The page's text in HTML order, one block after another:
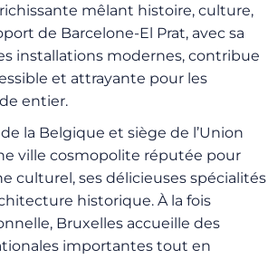
mêlant histoire, culture,
de Barcelone-El Prat, avec sa
installations modernes, contribue
et attrayante pour les
entier.
la Belgique et siège de l’Union
ville cosmopolite réputée pour
culturel, ses délicieuses spécialités
historique. À la fois
Bruxelles accueille des
importantes tout en